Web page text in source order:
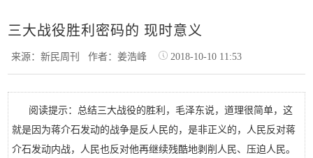
三大战役胜利密码的 现时意义
来源：新民周刊作者：姜浩峰 2018-10-10 11:53
阅读提示：总结三大战役的胜利，毛泽东说，道理很简单，这
就是因为蒋介石发动的战争是反人民的，是非正义的，人民反对蒋
介石发动内战，人民也反对他再继续残酷地剥削人民、压迫人民。